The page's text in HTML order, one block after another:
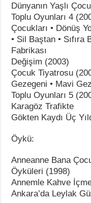
Dünyanın Yaşlı
Toplu Oyunları 4
Çocukları • Dönüş
• Sil Baştan •
Fabrikası
Değişim (2003)
Çocuk Tiyatrosu
Gezegeni • Mavi
Toplu Oyunları 5
Karagöz Trafikte
Gökten Kaydı Üç
Öykü:
Anneanne Bana
Öyküleri (1998)
Annemle Kahve
Ankara’da Leylak